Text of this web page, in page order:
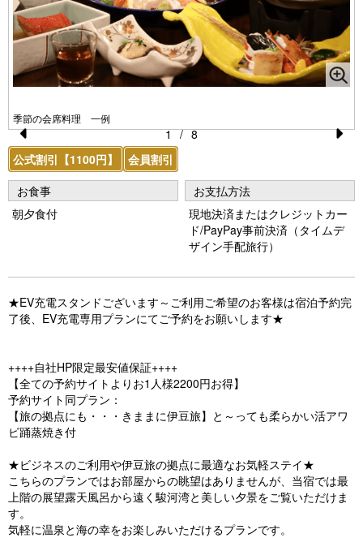
Pr
e
vi
o
s
季節の会席料理 一例
e
xt
1 / 8
公式割引【1100円】
会員割引
お食事
朝夕食付
お支払方法
現地決済またはクレジットカー
ド/PayPay事前決済（タイムデ
ザイン手配旅行）
★EV充電スタンドございます～ご利用ご希望のお客様は宿泊予約完
了後、EV充電専用プランにてご予約をお願いします★
++++自社HP限定最安値保証++++
【全ての予約サイトよりお1人様2200円お得】
予約サイト同プラン：
【旅の拠点にも・・・きままに伊豆旅】と～っても柔らかい活アワ
ビ踊蒸焼き付
★ビジネスのご利用や伊豆旅の拠点に最適なお気軽ステイ★
こちらのプランではお部屋からの眺望はありませんが、当宿では最
上階の展望露天風呂から遠く駿河湾と美しい夕景をご覧いただけま
す。
気軽に温泉と海の幸をお楽しみいただけるプランです。